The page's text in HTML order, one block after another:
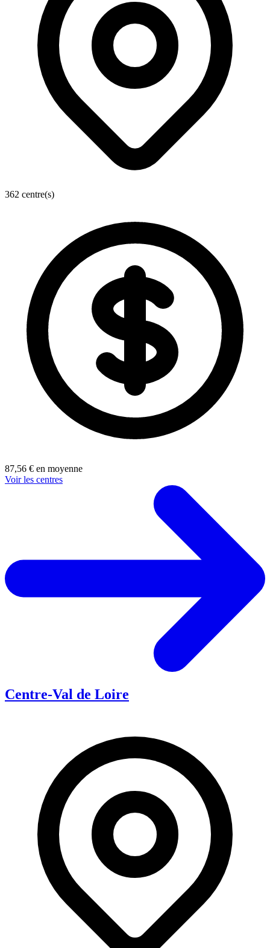
362 centre(s)
87,56 € en moyenne
Voir les centres
Centre-Val de Loire